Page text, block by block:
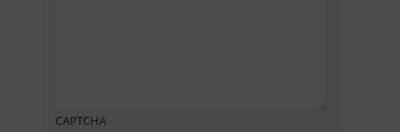
CAPTCHA